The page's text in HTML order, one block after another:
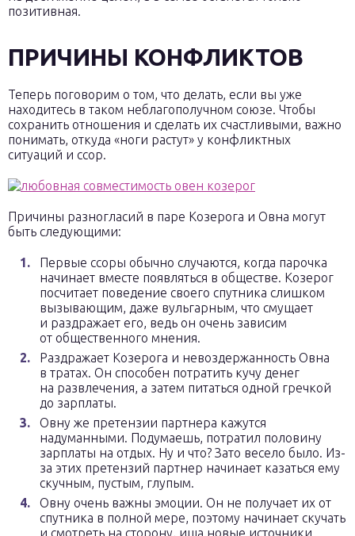
позитивная.
ПРИЧИНЫ КОНФЛИКТОВ
Теперь поговорим о том, что делать, если вы уже
находитесь в таком неблагополучном союзе. Чтобы
сохранить отношения и сделать их счастливыми, важно
понимать, откуда «ноги растут» у конфликтных
ситуаций и ссор.
Причины разногласий в паре Козерога и Овна могут
быть следующими:
Первые ссоры обычно случаются, когда парочка
начинает вместе появляться в обществе. Козерог
посчитает поведение своего спутника слишком
вызывающим, даже вульгарным, что смущает
и раздражает его, ведь он очень зависим
от общественного мнения.
Раздражает Козерога и невоздержанность Овна
в тратах. Он способен потратить кучу денег
на развлечения, а затем питаться одной гречкой
до зарплаты.
Овну же претензии партнера кажутся
надуманными. Подумаешь, потратил половину
зарплаты на отдых. Ну и что? Зато весело было. Из-
за этих претензий партнер начинает казаться ему
скучным, пустым, глупым.
Овну очень важны эмоции. Он не получает их от
спутника в полной мере, поэтому начинает скучать
и смотреть на сторону, ища новые источники